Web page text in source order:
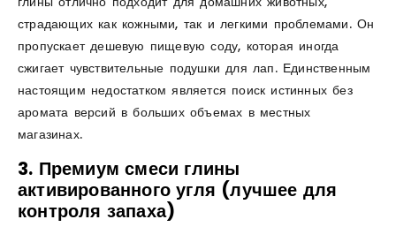
страдающих как кожными, так и легкими проблемами. Он
пропускает дешевую пищевую соду, которая иногда
сжигает чувствительные подушки для лап. Единственным
настоящим недостатком является поиск истинных без
аромата версий в больших объемах в местных
магазинах.
3. Премиум смеси глины
активированного угля (лучшее для
контроля запаха)